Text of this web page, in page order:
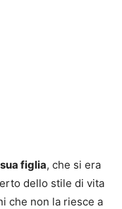
figlia, che si era
dello stile di vita
che non la riesce a